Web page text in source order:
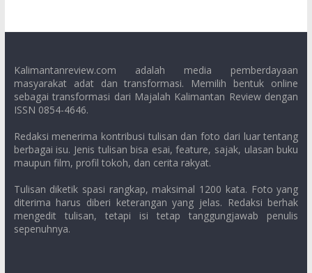
Kalimantanreview.com adalah media pemberdayaan
masyarakat adat dan transformasi. Memilih bentuk online
sebagai transformasi dari Majalah Kalimantan Review dengan
ISSN 0854-4646.
Redaksi menerima kontribusi tulisan dan foto dari luar tentang
berbagai isu. Jenis tulisan bisa esai, feature, sajak, ulasan buku
maupun film, profil tokoh, dan cerita rakyat.
Tulisan diketik spasi rangkap, maksimal 1200 kata. Foto yang
diterima harus diberi keterangan yang jelas. Redaksi berhak
mengedit tulisan, tetapi isi tetap tanggungjawab penulis
sepenuhnya.